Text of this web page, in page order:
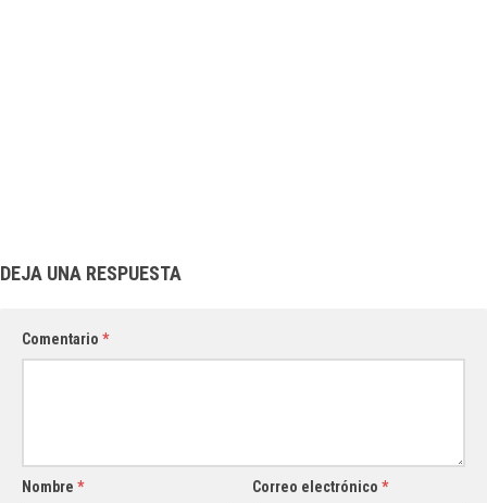
DEJA UNA RESPUESTA
Comentario *
Nombre * Correo electrónico*